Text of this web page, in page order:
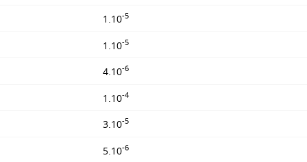
1.10-5
1.10-5
4.10-6
1.10-4
3.10-5
5.10-6